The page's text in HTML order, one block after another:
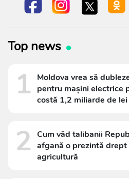
Top news
1 Moldova vrea să
pentru mașini electrice
costă 1,2 miliarde de lei
2 Cum văd talibanii
afgană o prezintă
agricultură